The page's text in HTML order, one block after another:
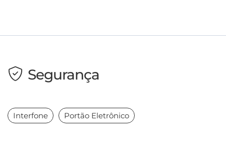
Segurança
Interfone Portão Eletrônico